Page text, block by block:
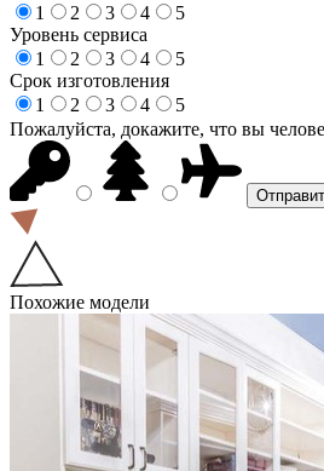
1
2 3 4
5
Уровень сервиса
1
2 3 4
5
Срок изготовления
1
2 3 4
5
Пожалуйста, докажите, что вы
Похожие модели